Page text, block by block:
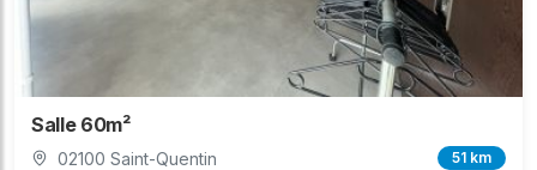
Salle 60m²
02100 Saint-Quentin 51 km